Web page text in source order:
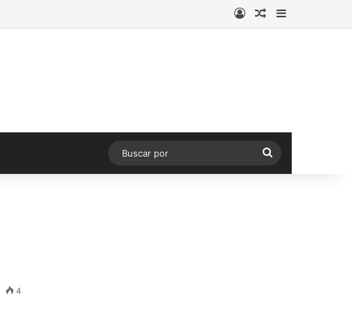
AccesoPublicación al
Barra lateral
Buscar
por
4